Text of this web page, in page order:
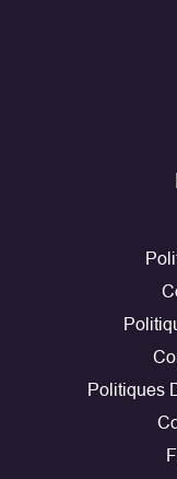
Politiques